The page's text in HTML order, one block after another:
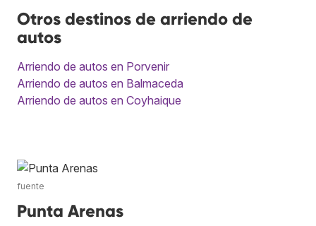
Otros destinos de arriendo de
autos
Arriendo de autos en Porvenir
Arriendo de autos en Balmaceda
Arriendo de autos en Coyhaique
fuente
Punta Arenas